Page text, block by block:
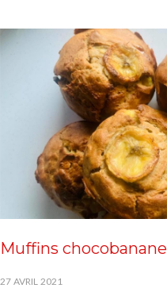
Muffins chocobanane
27 AVRIL 2021